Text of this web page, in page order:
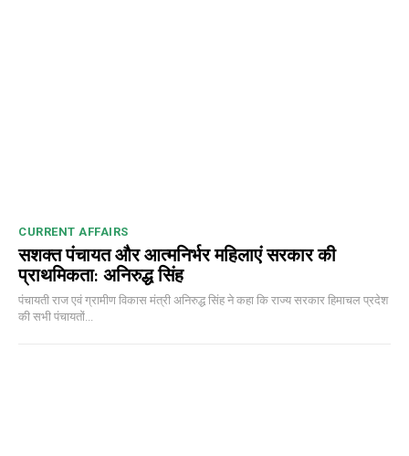
CURRENT AFFAIRS
सशक्त पंचायत और आत्मनिर्भर महिलाएं सरकार की
प्राथमिकता: अनिरुद्ध सिंह
पंचायती राज एवं ग्रामीण विकास मंत्री अनिरुद्ध सिंह ने कहा कि राज्य सरकार हिमाचल प्रदेश
की सभी पंचायतों...